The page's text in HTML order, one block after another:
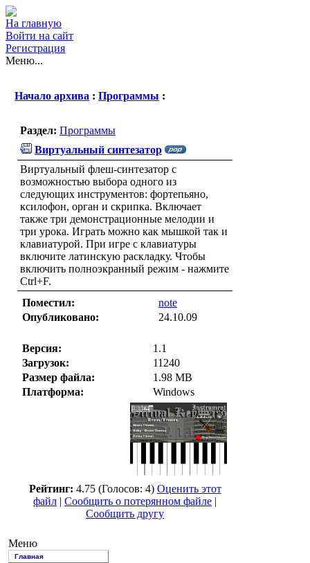
На главную
Войти на сайт
Регистрация
Меню...
Начало архива : Программы :
Раздел: Программы
Виртуальный синтезатор
Виртуальный флеш-синтезатор с
возможностью выбора одного из
следующих инструментов: фортепьяно,
ксилофон, орган и скрипка. Включает
также три демонстрационные мелодии и
три урока. Играть можно как мышкой так и
клавиатурой. При игре с клавиатуры
включите латинскую раскладку. Чтобы
включить полноэкранный режим - нажмите
Ctrl+F.
Поместил:
note
Опубликовано:
24.10.09
Версия:
1.1
Загрузок:
11240
Размер файла:
1.98 MB
Платформа:
Windows
Рейтинг: 4.75 (Голосов: 4) Оценить этот
файл | Сообщить о потерянном файле |
Сообщить другу
Меню
Главная